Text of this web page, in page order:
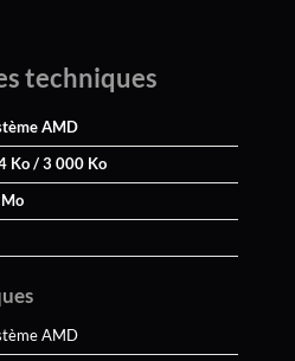
techniques
AMD
Ko / 3 000 Ko
AMD